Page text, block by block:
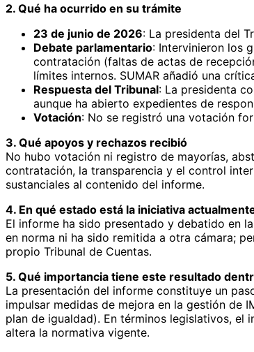
2. Qué ha ocurrido en su trámite
23 de junio de 2026: La presidenta del
Debate parlamentario: Intervinieron los
contratación (faltas de actas de
límites internos. SUMAR añadió una
Respuesta del Tribunal: La presidenta
aunque ha abierto expedientes de
Votación: No se registró una votación
3. Qué apoyos y rechazos recibió
No hubo votación ni registro de mayorías,
contratación, la transparencia y el control
sustanciales al contenido del informe.
4. En qué estado está la iniciativa
El informe ha sido presentado y debatido en
en norma ni ha sido remitida a otra cámara;
propio Tribunal de Cuentas.
5. Qué importancia tiene este resultado
La presentación del informe constituye un
impulsar medidas de mejora en la gestión de
plan de igualdad). En términos legislativos,
altera la normativa vigente.